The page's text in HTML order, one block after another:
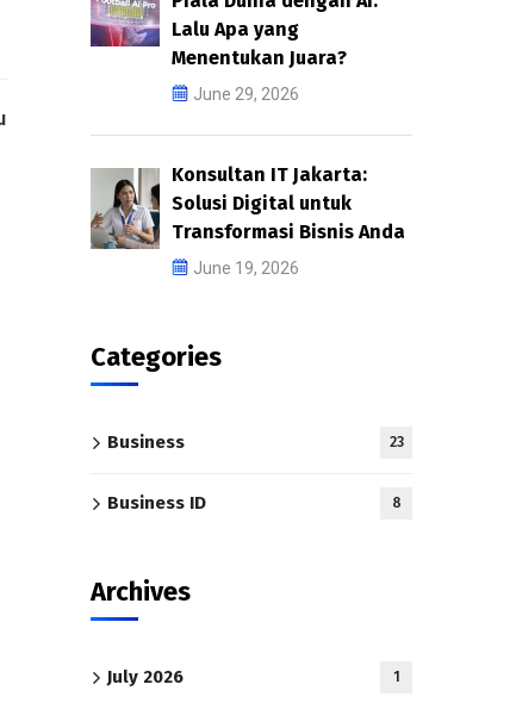
Lalu Apa yang
Menentukan Juara?
June 29, 2026
Konsultan IT Jakarta:
Solusi Digital untuk
Transformasi Bisnis Anda
June 19, 2026
Categories
Business 23
Business ID 8
Archives
July 2026 1